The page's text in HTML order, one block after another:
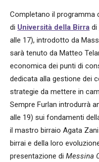
Completano il programma
di Università della Birra di
alle 17), introdotto da
sarà tenuto da Matteo
economica dei punti di
dedicata alla gestione dei
strategie da mettere in
Sempre Furlan introdurrà
alle 19) sui fondamenti
il mastro birraio Agata
birrai e della loro
presentazione di Messina